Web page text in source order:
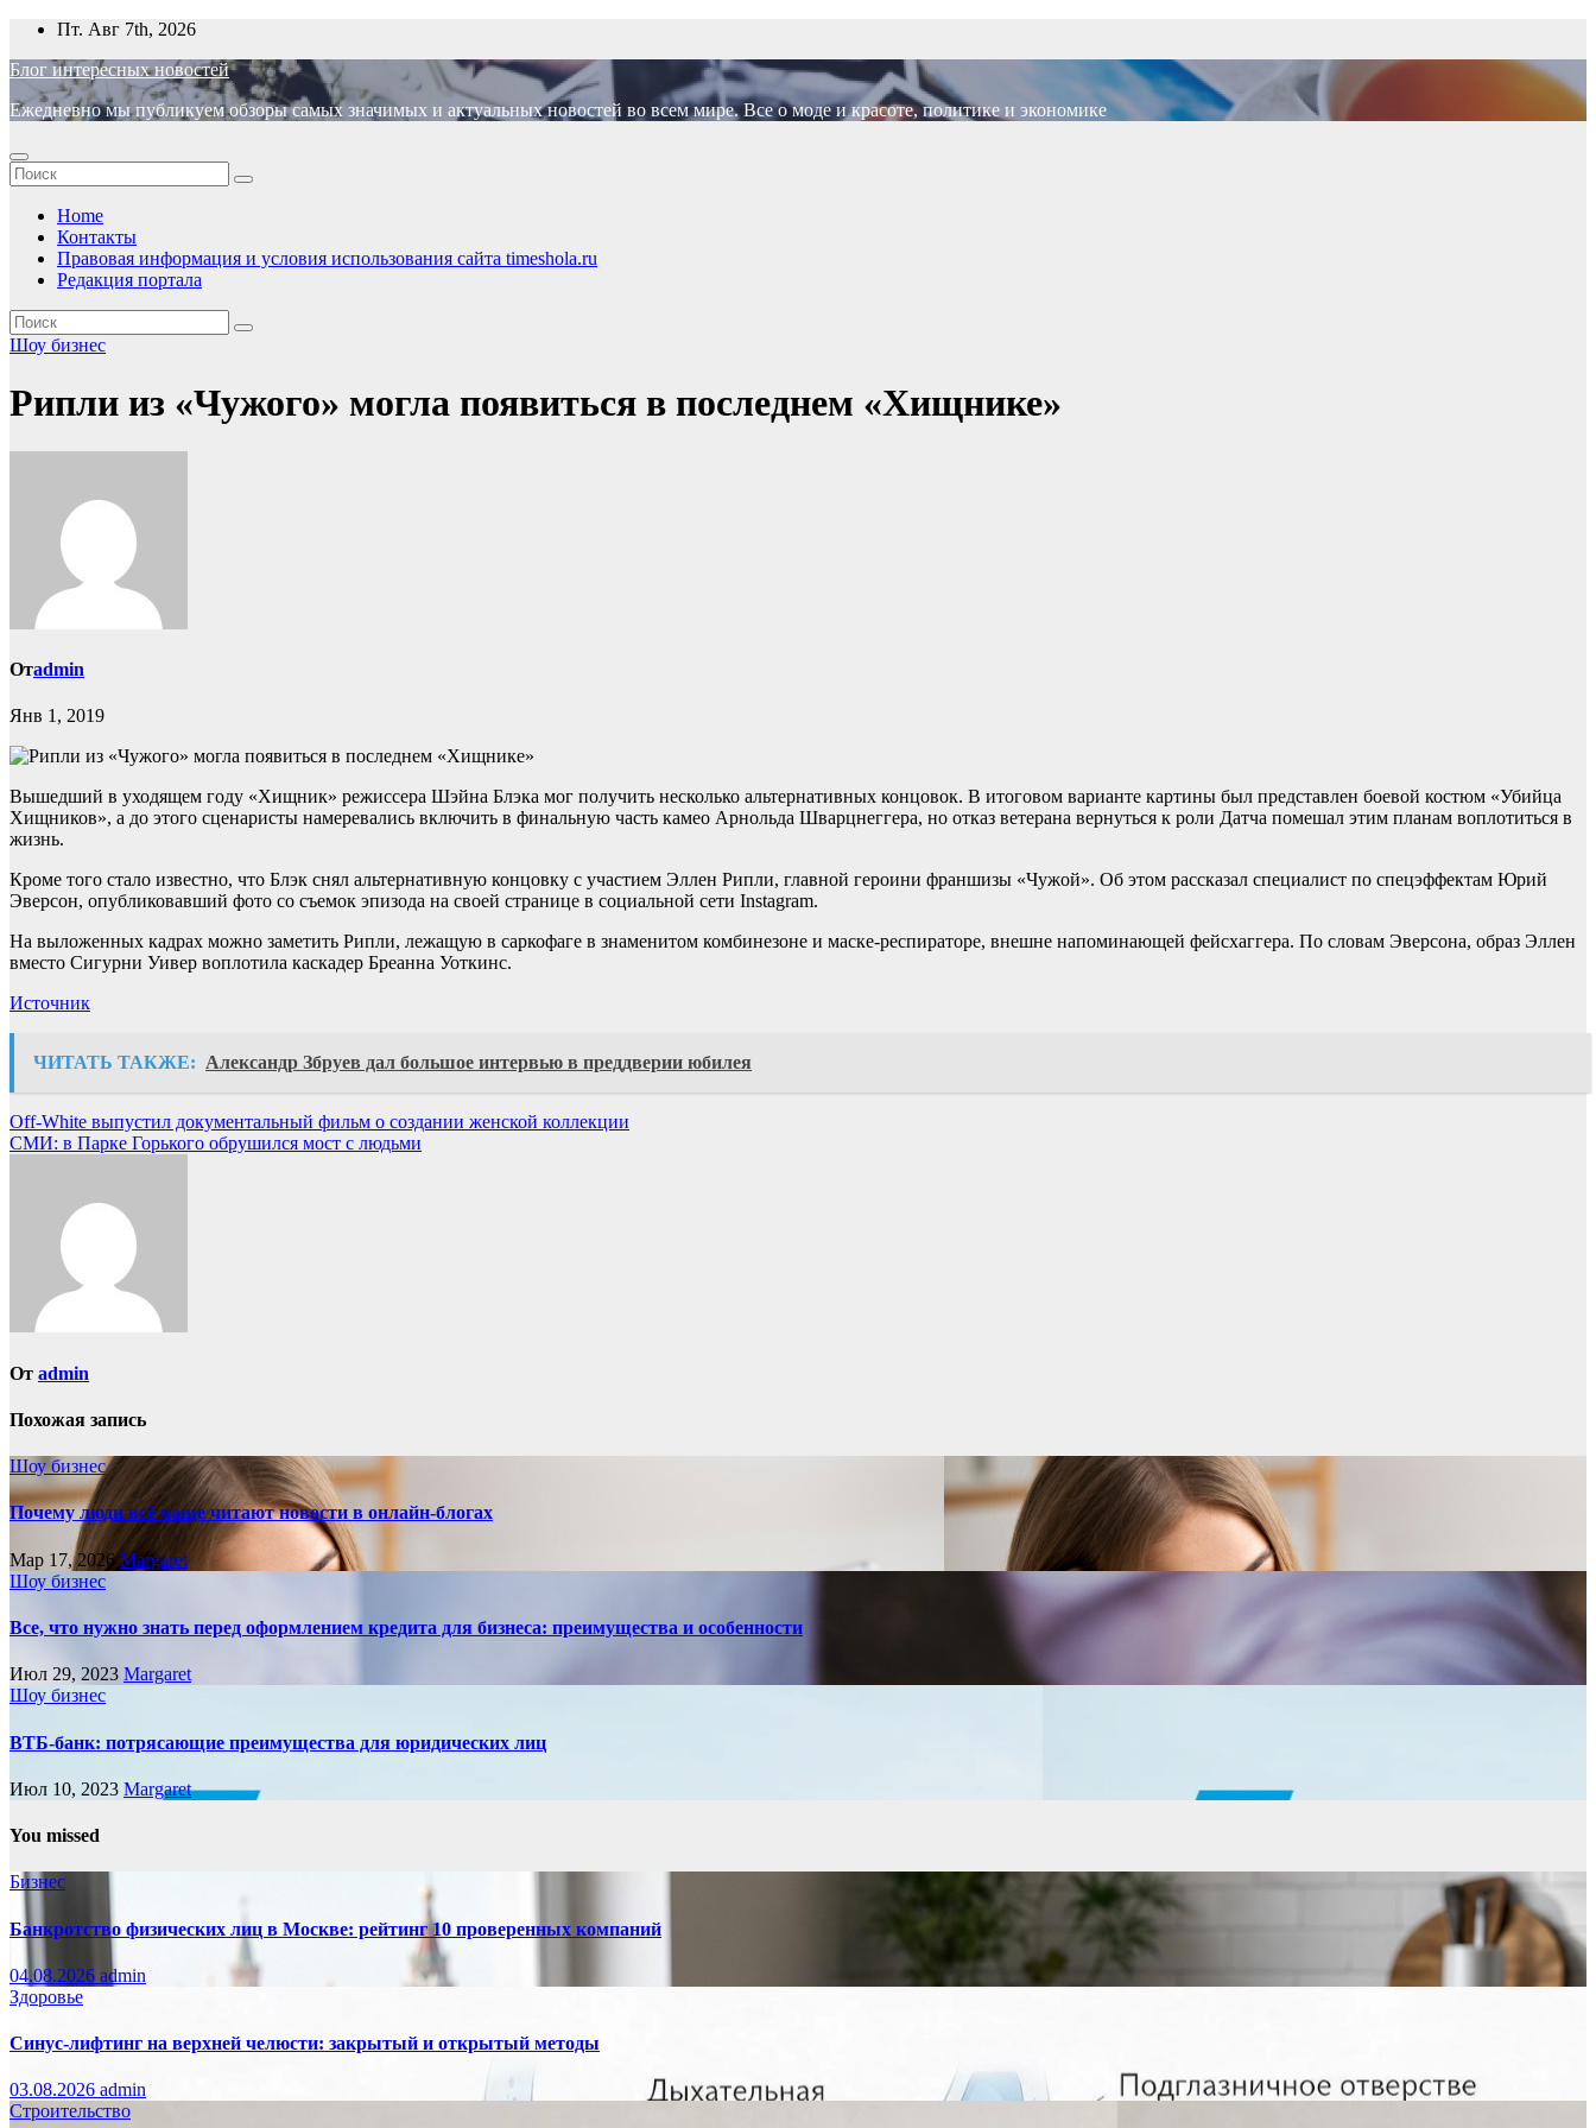
Перейти
содержимому
Пт. Авг 7th, 2026
Блог интересных новостей
Ежедневно мы публикуем обзоры самых значимых и актуальных новостей во всем мире. Все о моде и красоте, политике и экономике
Home
Контакты
Правовая информация и условия использования сайта timeshola.ru
Редакция портала
Шоу бизнес
Рипли из «Чужого» могла появиться в последнем «Хищнике»
Отadmin
Янв 1, 2019
Вышедший в уходящем году «Хищник» режиссера Шэйна Блэка мог получить несколько альтернативных концовок. В итоговом варианте картины был представлен боевой костюм «Убийца
Хищников», а до этого сценаристы намеревались включить в финальную часть камео Арнольда Шварцнеггера, но отказ ветерана вернуться к роли Датча помешал этим планам воплотиться в
жизнь.
Кроме того стало известно, что Блэк снял альтернативную концовку с участием Эллен Рипли, главной героини франшизы «Чужой». Об этом рассказал специалист по спецэффектам Юрий
Эверсон, опубликовавший фото со съемок эпизода на своей странице в социальной сети Instagram.
На выложенных кадрах можно заметить Рипли, лежащую в саркофаге в знаменитом комбинезоне и маске-респираторе, внешне напоминающей фейсхаггера. По словам Эверсона, образ Эллен
вместо Сигурни Уивер воплотила каскадер Бреанна Уоткинс.
Источник
ЧИТАТЬ ТАКЖЕ: Александр Збруев дал большое интервью в преддверии юбилея
Навигация
по
Off-White выпустил документальный фильм о создании женской коллекции
СМИ: в Парке Горького обрушился мост с людьми
От admin
Похожая запись
Шоу бизнес
Почему люди всё чаще читают новости в онлайн-блогах
Мар 17, 2026Margaret
Шоу бизнес
Все, что нужно знать перед оформлением кредита для бизнеса: преимущества и особенности
Июл 29, 2023 Margaret
Шоу бизнес
ВТБ-банк: потрясающие преимущества для юридических лиц
Июл 10, 2023 Margaret
You missed
Бизнес
Банкротство физических лиц в Москве: рейтинг 10 проверенных компаний
04.08.2026 admin
Здоровье
Синус-лифтинг на верхней челюсти: закрытый и открытый методы
03.08.2026 admin
Строительство